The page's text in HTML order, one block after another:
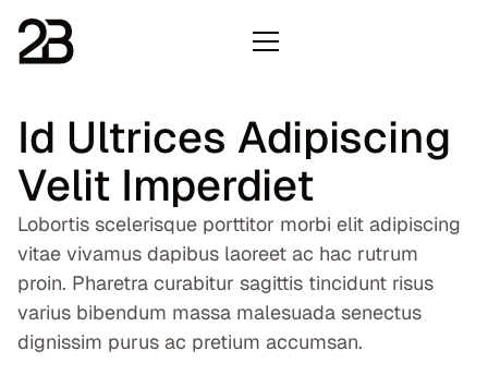
Id Ultrices Adipiscing
Velit Imperdiet
Lobortis scelerisque porttitor morbi elit adipiscing
vitae vivamus dapibus laoreet ac hac rutrum
proin. Pharetra curabitur sagittis tincidunt risus
varius bibendum massa malesuada senectus
dignissim purus ac pretium accumsan.